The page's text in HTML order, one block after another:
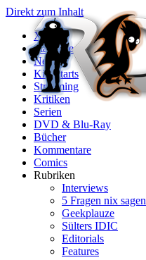
Direkt zum Inhalt
X
Startseite
News
Kinostarts
Streaming
Kritiken
Serien
DVD & Blu-Ray
Bücher
Kommentare
Comics
Rubriken
Interviews
5 Fragen nix sagen
Geekplauze
Sülters IDIC
Editorials
Features